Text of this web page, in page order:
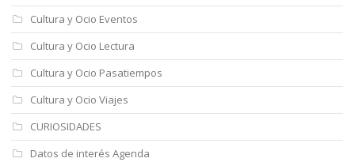
Cultura y Ocio Eventos
Cultura y Ocio Lectura
Cultura y Ocio Pasatiempos
Cultura y Ocio Viajes
CURIOSIDADES
Datos de interés Agenda